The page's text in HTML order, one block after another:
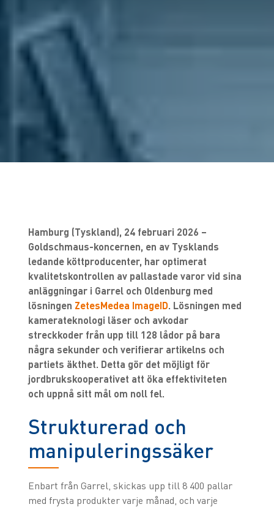
Hamburg (Tyskland), 24 februari 2026 –
Goldschmaus-koncernen, en av Tysklands
ledande köttproducenter, har optimerat
kvalitetskontrollen av pallastade varor vid sina
anläggningar i Garrel och Oldenburg med
lösningen ZetesMedea ImageID . Lösningen med
kamerateknologi läser och avkodar
streckkoder från upp till 128 lådor på bara
några sekunder och verifierar artikelns och
partiets äkthet. Detta gör det möjligt för
jordbrukskooperativet att öka effektiviteten
och uppnå sitt mål om noll fel.
Strukturerad och
manipuleringssäker
Enbart från Garrel, skickas upp till 8 400 pallar
med frysta produkter varje månad, och varje